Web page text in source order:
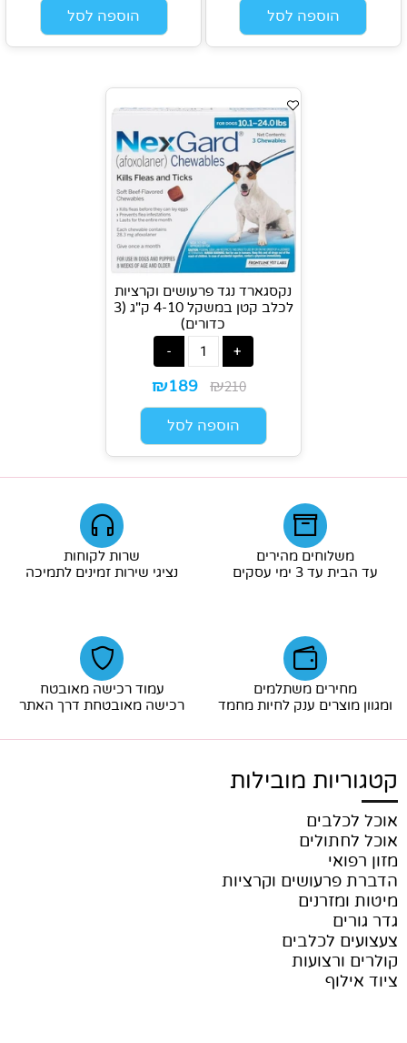
הוספה לסל הוספה לסל
נקסגארד נגד פרעושים וקרציות
לכלב קטן במשקל 4-10 ק"ג (3
כדורים)
₪210
₪189
הוספה לסל
משלוחים מהירים
עד הבית עד 3 ימי עסקים
שרות לקוחות
נציגי שירות זמינים לתמיכה
מחירים משתלמים
ומגוון מוצרים ענק לחיות מחמד
עמוד רכישה מאובטח
רכישה מאובטחת דרך האתר
קטגוריות מובילות
אוכל לכלבים
אוכל לחתולים
מזון רפואי
הדברת פרעושים וקרציות
מיטות ומזרנים
גדר גורים
צעצועים לכלבים
קולרים ורצועות
ציוד אילוף